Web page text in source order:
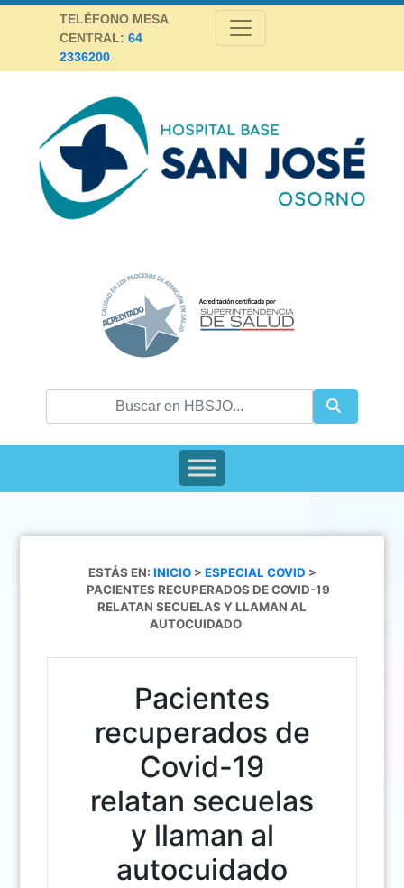
Skip
TELÉFONO MESA
CENTRAL: 64
2336200
ESTÁS EN: INICIO > ESPECIAL COVID >
PACIENTES RECUPERADOS DE COVID-19
RELATAN SECUELAS Y LLAMAN AL
AUTOCUIDADO
Pacientes
recuperados de
Covid-19
relatan secuelas
y llaman al
autocuidado